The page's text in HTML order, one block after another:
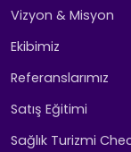
Vizyon & Misyon
Ekibimiz
Referanslarımız
Satış Eğitimi
Sağlık Turizmi